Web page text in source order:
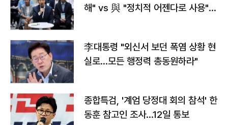
해" vs 與 "정치적 어젠다로 사용"
李대통령 "외신서 보던 폭염 상황 현
실로…모든 행정력 총동원하라"
종합특검, '계엄 당정대 회의 참석' 한
동훈 참고인 조사...12일 통보